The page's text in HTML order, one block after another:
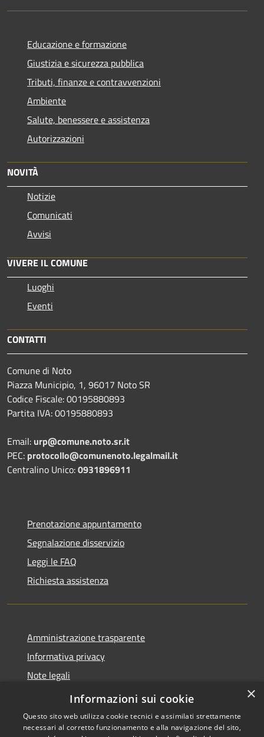
Educazione e formazione
Giustizia e sicurezza pubblica
Tributi, finanze e contravvenzioni
Ambiente
Salute, benessere e assistenza
Autorizzazioni
NOVITÀ
Notizie
Comunicati
Avvisi
VIVERE IL COMUNE
Luoghi
Eventi
CONTATTI
Comune di Noto
Piazza Municipio, 1, 96017 Noto SR
Codice Fiscale: 00195880893
Partita IVA: 00195880893
Email: urp@comune.noto.sr.it
PEC: protocollo@comunenoto.legalmail.it
Centralino Unico:0931896911
Prenotazione appuntamento
Segnalazione disservizio
Leggi le FAQ
Richiesta assistenza
Amministrazione trasparente
Informativa privacy
Note legali
Dichiarazione di accessibilità
×
Informazioni sui cookie
Questo sito web utilizza cookie tecnici e assimilati strettamente
necessari al corretto funzionamento e alla navigazione del sito,